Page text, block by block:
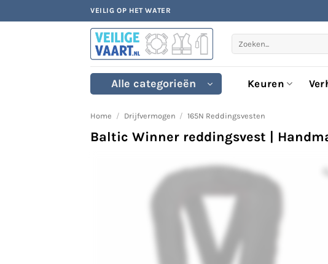
naar
VEILIG OP HET WATER
Alle categorieën Keuren
Home / Drijfvermogen / 165N Reddingsvesten
Baltic Winner reddingsvest |